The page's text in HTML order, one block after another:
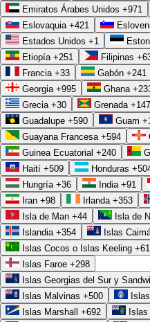
Menos trabajo manual:
horas que tu equipo dedica a
de capturas y conciliaciones
Menos errores:un sistema
negocio reduce las
Decisiones más rápidas:
da visibilidad en tiempo real de
decisiones.
Adopción genuina:
cuando
Emiratos Árabes Unidos +971
Eslovaquia +421
Estados Unidos +1
Etiopía +251 Filipinas
Francia +33 Gabón +241
Georgia +995 Ghana
Grecia +30 Grenada
Guadalupe +590 Guam
Guayana Francesa +594
Guinea Ecuatorial +240
Haití +509 Honduras
Hungría +36 India +91
Iran +98 Irlanda +353
Isla de Man +44 Isla de
Islandia +354 Islas
Islas Cocos o Islas Keeling +61
Islas Faroe +298
Islas Georgias del Sur y
Islas Malvinas +500
Islas Marshall +692